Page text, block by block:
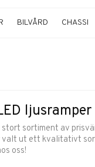
BILVÅRD CHASSI
sortiment av
valt ut ett kvalitativt
oss!